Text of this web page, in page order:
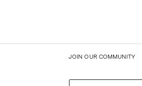
JOIN OUR COMMUNITY